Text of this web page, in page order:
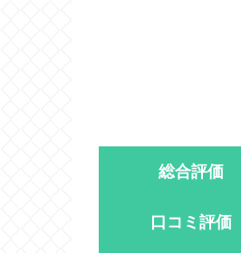
総合評価
口コミ評価